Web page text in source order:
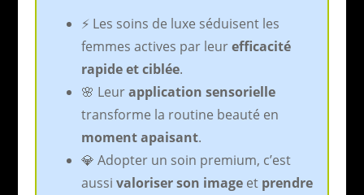
⚡️ Les soins de luxe séduisent les
femmes actives par leurefficacité
rapide et ciblée.
🌸 Leurapplication sensorielle
transforme la routine beauté en
moment apaisant.
💎 Adopter un soin premium, c’est
aussi valoriser son imageet prendre